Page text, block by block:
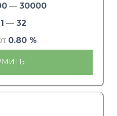
— 30000
1 — 32
0.80 %